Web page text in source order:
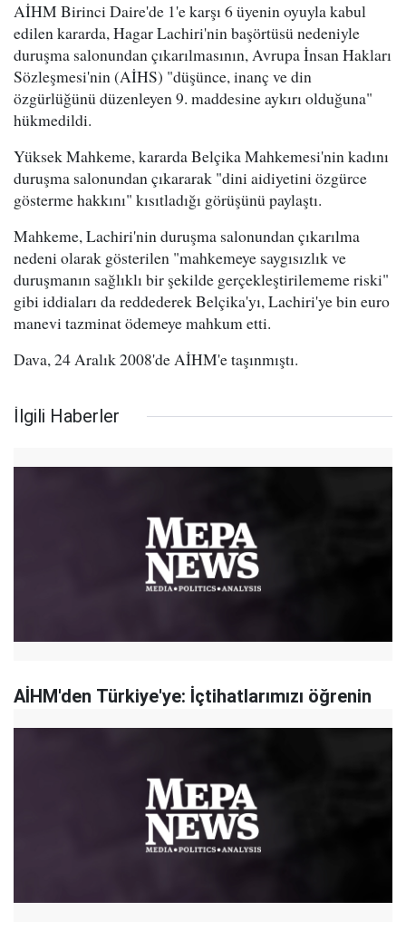
AİHM Birinci Daire'de 1'e karşı 6 üyenin oyuyla kabul
edilen kararda, Hagar Lachiri'nin başörtüsü nedeniyle
duruşma salonundan çıkarılmasının, Avrupa İnsan Hakları
Sözleşmesi'nin (AİHS) "düşünce, inanç ve din
özgürlüğünü düzenleyen 9. maddesine aykırı olduğuna"
hükmedildi.
Yüksek Mahkeme, kararda Belçika Mahkemesi'nin kadını
duruşma salonundan çıkararak "dini aidiyetini özgürce
gösterme hakkını" kısıtladığı görüşünü paylaştı.
Mahkeme, Lachiri'nin duruşma salonundan çıkarılma
nedeni olarak gösterilen "mahkemeye saygısızlık ve
duruşmanın sağlıklı bir şekilde gerçekleştirilememe riski"
gibi iddiaları da reddederek Belçika'yı, Lachiri'ye bin euro
manevi tazminat ödemeye mahkum etti.
Dava, 24 Aralık 2008'de AİHM'e taşınmıştı.
İlgili Haberler
AİHM'den Türkiye'ye: İçtihatlarımızı öğrenin